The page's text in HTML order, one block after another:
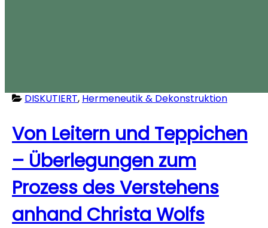
DISKUTIERT, Hermeneutik & Dekonstruktion
Von Leitern und Teppichen
– Überlegungen zum
Prozess des Verstehens
anhand Christa Wolfs